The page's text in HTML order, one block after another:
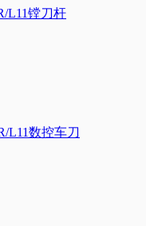
L11镗刀杆
L11数控车刀